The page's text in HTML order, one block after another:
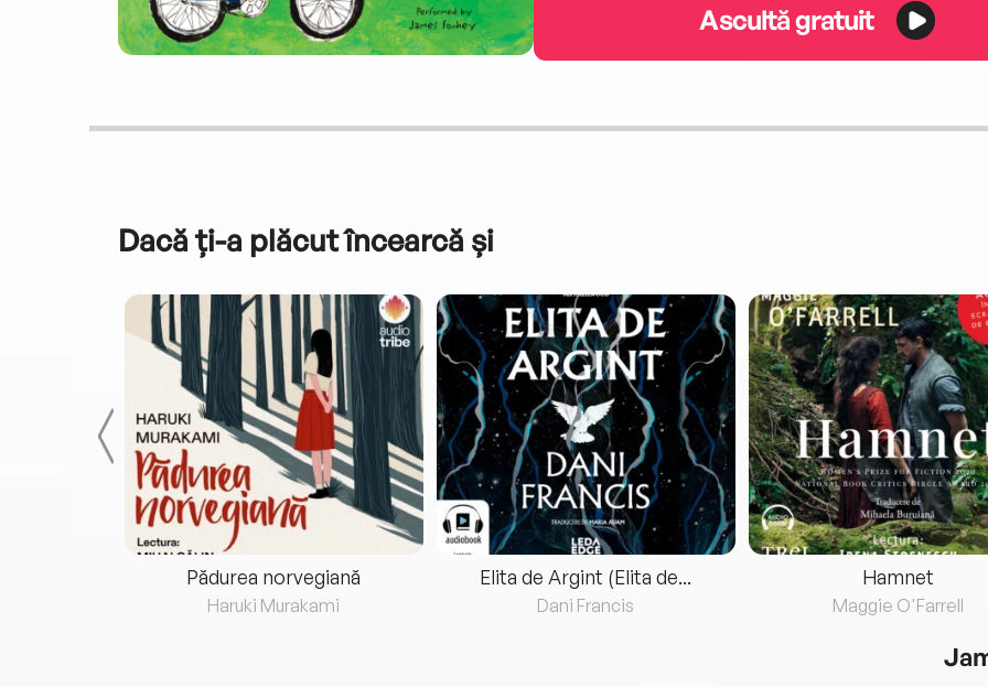
Ascultă gratuit
Dacă ți-a plăcut încearcă și
Pădurea norvegiană
Haruki Murakami
Elita de Argint (Elita de...
Dani Francis
Hamnet
Maggie O'Farrell